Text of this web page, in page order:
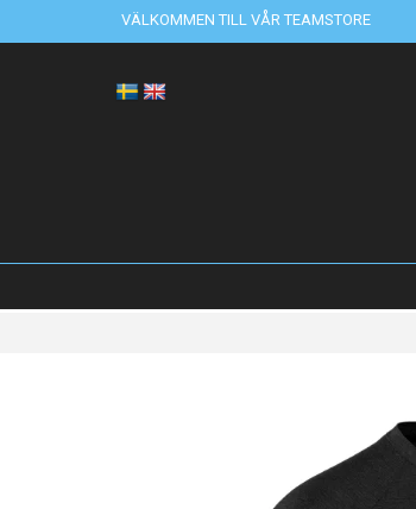
VÄLKOMMEN TILL VÅR TEAMSTORE